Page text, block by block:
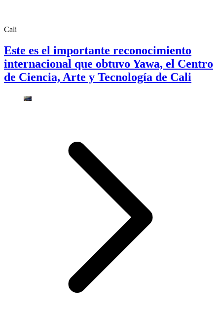
Cali
Este es el importante reconocimiento
internacional que obtuvo Yawa, el Centro
de Ciencia, Arte y Tecnología de Cali